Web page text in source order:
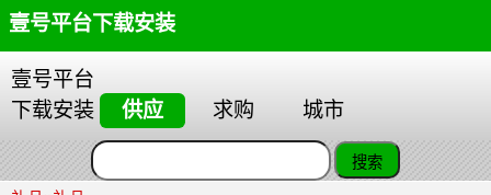
壹号平台下载安装
壹号平台
下载安装
供应 求购 城市